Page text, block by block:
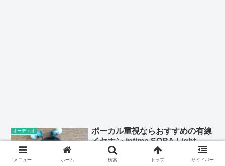
オーディオ
ボーカル重視ならおすすめの有線
イヤホン intime SORA Light
2019 Edition レビュー
intime SORA Light 2019 Editionのレビュ
メニュー ホーム 検索 トップ サイドバー